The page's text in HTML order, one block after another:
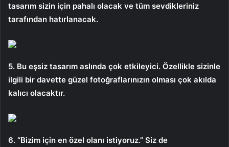
tasarım sizin için pahalı olacak ve tüm sevdikleriniz
tarafından hatırlanacak.
5. Bu eşsiz tasarım aslında çok etkileyici. Özellikle sizinle
ilgili bir davette güzel fotoğraflarınızın olması çok akılda
kalıcı olacaktır.
6. “Bizim için en özel olanı istiyoruz.” Siz de